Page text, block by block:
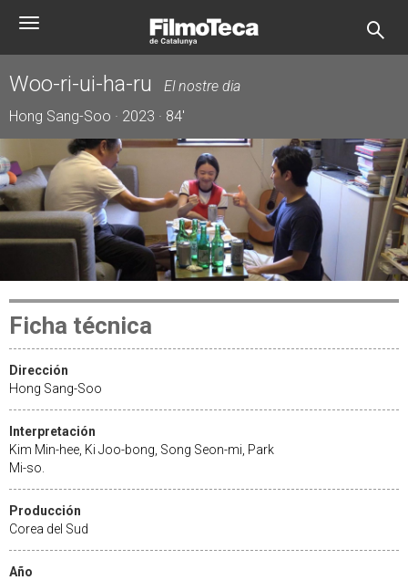
Toggle
Woo-ri-ui-ha-ru
El nostre dia
Hong Sang-Soo · 2023 · 84'
Ficha técnica
Dirección
Hong Sang-Soo
Interpretación
Kim Min-hee, Ki Joo-bong, Song Seon-mi, Park
Mi-so.
Producción
Corea del Sud
Año